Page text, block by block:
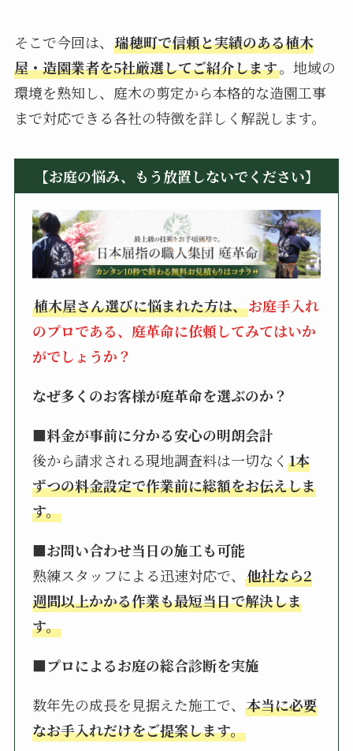
そこで今回は、 瑞穂町で信頼と実績のある植木
屋・造園業者を5社厳選してご紹介します。地域の
環境を熟知し、庭木の剪定から本格的な造園工事
まで対応できる各社の特徴を詳しく解説します。
【お庭の悩み、もう放置しないでください】
植木屋さん選びに悩まれた方は、お庭手入れ
のプロである、庭革命に依頼してみてはいか
がでしょうか？
なぜ多くのお客様が庭革命を選ぶのか？
■料金が事前に分かる安心の明朗会計
後から請求される現地調査料は一切なく1本
ずつの料金設定で作業前に総額をお伝えしま
す。
■お問い合わせ当日の施工も可能
熟練スタッフによる迅速対応で、他社なら2
週間以上かかる作業も最短当日で解決しま
す。
■プロによるお庭の総合診断を実施
数年先の成長を見据えた施工で、本当に必要
なお手入れだけをご提案します。